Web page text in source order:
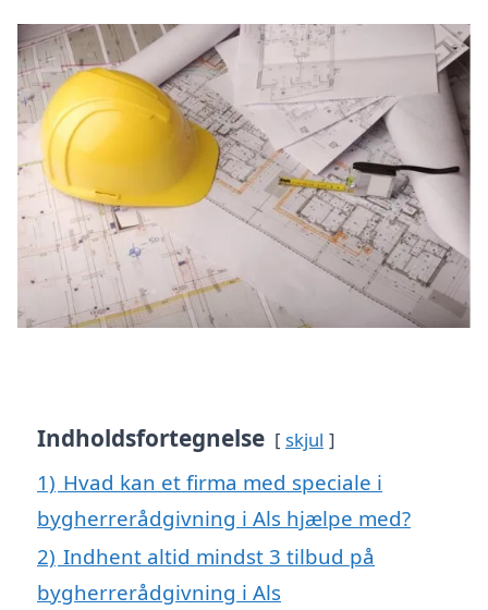
Indholdsfortegnelse skjul
1) Hvad kan et firma med speciale i
bygherrerådgivning i Als hjælpe med?
2) Indhent altid mindst 3 tilbud på
bygherrerådgivning i Als